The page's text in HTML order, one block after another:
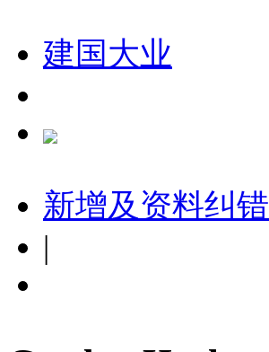
建国大业
新增及资料纠错
|